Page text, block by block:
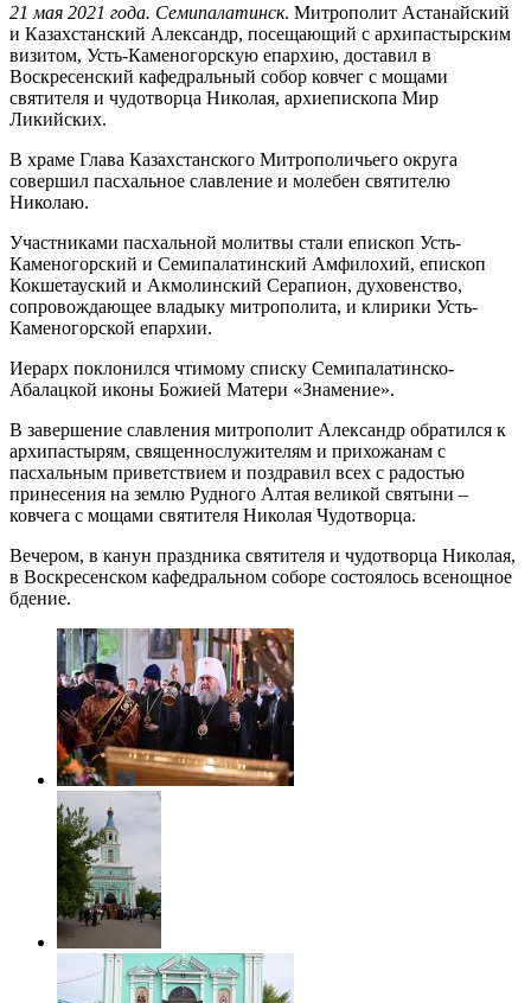
21 мая 2021 года. Семипалатинск. Митрополит Астанайский
и Казахстанский Александр, посещающий с архипастырским
визитом, Усть-Каменогорскую епархию, доставил в
Воскресенский кафедральный собор ковчег с мощами
святителя и чудотворца Николая, архиепископа Мир
Ликийских.
В храме Глава Казахстанского Митрополичьего округа
совершил пасхальное славление и молебен святителю
Николаю.
Участниками пасхальной молитвы стали епископ Усть-
Каменогорский и Семипалатинский Амфилохий, епископ
Кокшетауский и Акмолинский Серапион, духовенство,
сопровождающее владыку митрополита, и клирики Усть-
Каменогорской епархии.
Иерарх поклонился чтимому списку Семипалатинско-
Абалацкой иконы Божией Матери «Знамение».
В завершение славления митрополит Александр обратился к
архипастырям, священнослужителям и прихожанам с
пасхальным приветствием и поздравил всех с радостью
принесения на землю Рудного Алтая великой святыни –
ковчега с мощами святителя Николая Чудотворца.
Вечером, в канун праздника святителя и чудотворца Николая,
в Воскресенском кафедральном соборе состоялось всенощное
бдение.